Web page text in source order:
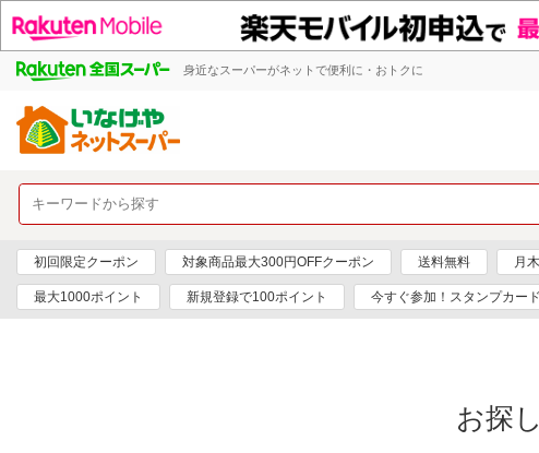
身近なスーパーがネットで便利に・おトクに
初回限定クーポン 対象商品最大300円OFFクーポン 送料無料 月
最大1000ポイント 新規登録で100ポイント 今すぐ参加！スタンプカード
お探